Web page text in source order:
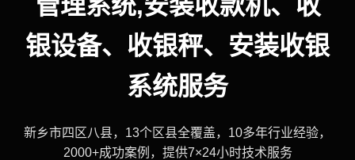
银设备、收银秤、安装收银
系统服务
新乡市四区八县，13个区县全覆盖，10多年行业经验，
2000+成功案例，提供7×24小时技术服务